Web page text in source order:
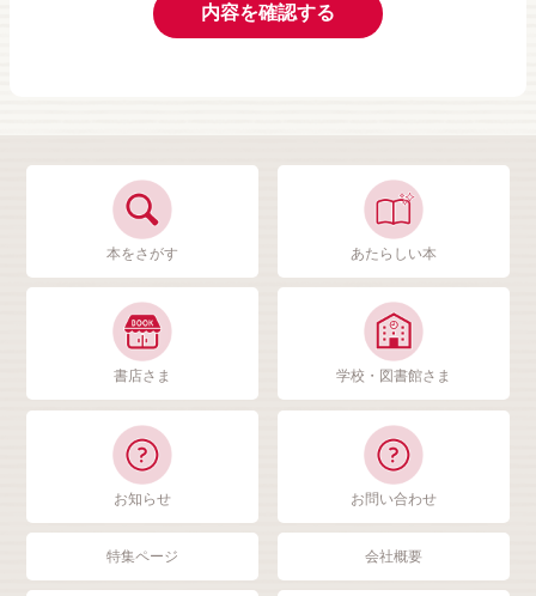
内容を確認する
本をさがす あたらしい本
書店さま 学校・図書館さま
お知らせ お問い合わせ
特集ページ 会社概要